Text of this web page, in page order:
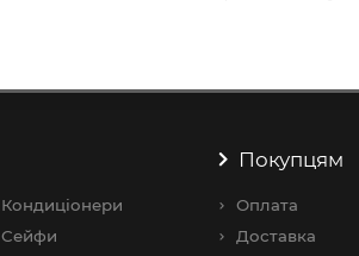
Кондиціонери
Сейфи
Покупцям
Оплата
Доставка